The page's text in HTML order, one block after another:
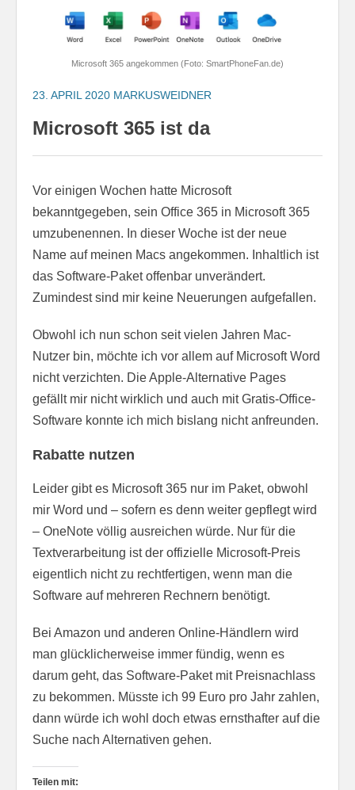
Microsoft 365 angekommen (Foto: SmartPhoneFan.de)
23. APRIL 2020 MARKUSWEIDNER
Microsoft 365 ist da
Vor einigen Wochen hatte Microsoft
bekanntgegeben, sein Office 365 in Microsoft 365
umzubenennen. In dieser Woche ist der neue
Name auf meinen Macs angekommen. Inhaltlich ist
das Software-Paket offenbar unverändert.
Zumindest sind mir keine Neuerungen aufgefallen.
Obwohl ich nun schon seit vielen Jahren Mac-
Nutzer bin, möchte ich vor allem auf Microsoft Word
nicht verzichten. Die Apple-Alternative Pages
gefällt mir nicht wirklich und auch mit Gratis-Office-
Software konnte ich mich bislang nicht anfreunden.
Rabatte nutzen
Leider gibt es Microsoft 365 nur im Paket, obwohl
mir Word und – sofern es denn weiter gepflegt wird
– OneNote völlig ausreichen würde. Nur für die
Textverarbeitung ist der offizielle Microsoft-Preis
eigentlich nicht zu rechtfertigen, wenn man die
Software auf mehreren Rechnern benötigt.
Bei Amazon und anderen Online-Händlern wird
man glücklicherweise immer fündig, wenn es
darum geht, das Software-Paket mit Preisnachlass
zu bekommen. Müsste ich 99 Euro pro Jahr zahlen,
dann würde ich wohl doch etwas ernsthafter auf die
Suche nach Alternativen gehen.
Teilen mit: